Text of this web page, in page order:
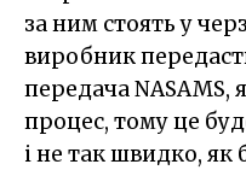
за ним стоять у
виробник
передача NASAMS,
процес, тому це
і не так швидко, як